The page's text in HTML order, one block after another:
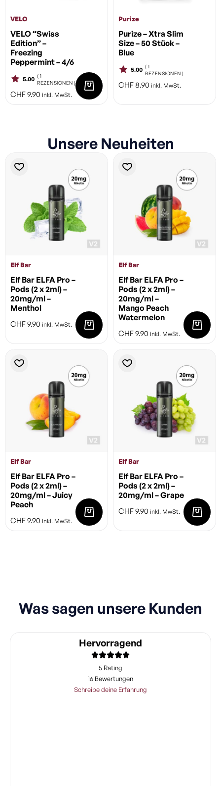
VELO
VELO “Swiss
Edition” –
Freezing
Peppermint – 4/6
5.00 ( 1
REZENSIONEN )
CHF9.90 inkl. MwSt.
Purize
Purize – Xtra Slim
Size – 50 Stück –
Blue
5.00 ( 1
REZENSIONEN )
CHF 8.90 inkl. MwSt.
Unsere Neuheiten
Elf Bar
Elf Bar ELFA Pro –
Pods (2 x 2ml) –
20mg/ml –
Menthol
CHF9.90 inkl. MwSt.
Elf Bar
Elf Bar ELFA Pro –
Pods (2 x 2ml) –
20mg/ml –
Mango Peach
Watermelon
CHF9.90 inkl. MwSt.
Elf Bar
Elf Bar ELFA Pro –
Pods (2 x 2ml) –
20mg/ml – Juicy
Peach
CHF9.90 inkl. MwSt.
Elf Bar
Elf Bar ELFA Pro –
Pods (2 x 2ml) –
20mg/ml – Grape
CHF9.90 inkl. MwSt.
Was sagen unsere Kunden
Hervorragend
5 Rating
16 Bewertungen
Schreibe deine Erfahrung